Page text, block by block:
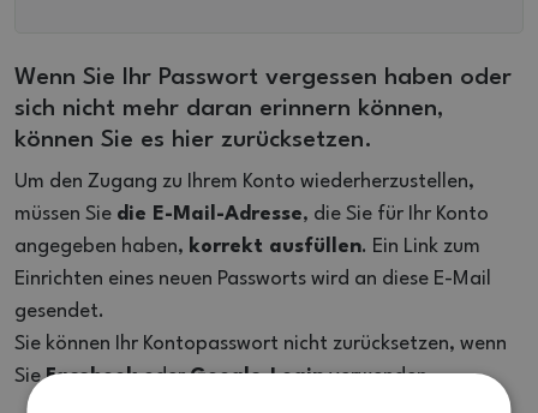
Wenn Sie Ihr Passwort vergessen haben oder
sich nicht mehr daran erinnern können,
können Sie es hier zurücksetzen.
Um den Zugang zu Ihrem Konto wiederherzustellen,
müssen Sie die E-Mail-Adresse, die Sie für Ihr Konto
angegeben haben, korrekt ausfüllen. Ein Link zum
Einrichten eines neuen Passworts wird an diese E-Mail
gesendet.
Sie können Ihr Kontopasswort nicht zurücksetzen, wenn
SieFacebookoderGoogle-Loginverwenden.